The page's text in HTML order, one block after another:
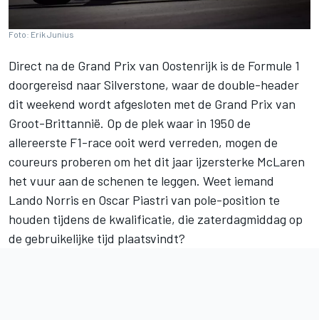
Foto: Erik Junius
Direct na de Grand Prix van Oostenrijk is de Formule 1
doorgereisd naar Silverstone, waar de double-header
dit weekend wordt afgesloten met de Grand Prix van
Groot-Brittannië. Op de plek waar in 1950 de
allereerste F1-race ooit werd verreden, mogen de
coureurs proberen om het dit jaar ijzersterke McLaren
het vuur aan de schenen te leggen. Weet iemand
Lando Norris en Oscar Piastri van pole-position te
houden tijdens de kwalificatie, die zaterdagmiddag op
de gebruikelijke tijd plaatsvindt?